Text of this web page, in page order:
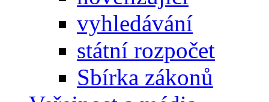
vyhledávání
státní rozpočet
Sbírka zákonů